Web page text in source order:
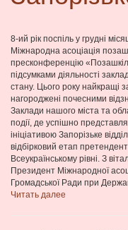
8-ий рік поспіль у грудні
Міжнародна асоціація
пресконференцію
підсумками діяльності
стану. Цього року найкращі
нагороджені почесними
Заклади нашого міста та
події, де успішно
ініціативою Запорізьке
відбірковий етап
Всеукраїнському рівні. З
Президент Міжнародної
Громадської Ради при
Читать далее